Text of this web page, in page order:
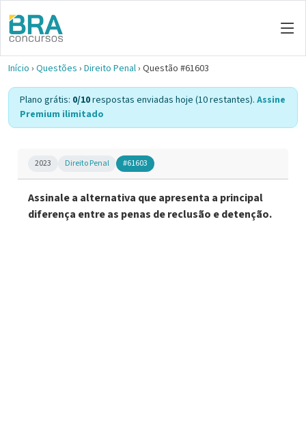
Início › Questões › Direito Penal› Questão #61603
Plano grátis: 0/10respostas enviadas hoje (10 restantes). Assine
Premium ilimitado
2023 Direito Penal #61603
Assinale a alternativa que apresenta a principal
diferença entre as penas de reclusão e detenção.